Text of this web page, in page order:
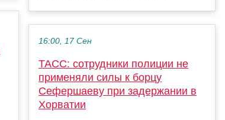
16:00, 17 Сен
ТАСС: сотрудники полиции не
применяли силы к борцу
Сефершаеву при задержании в
Хорватии